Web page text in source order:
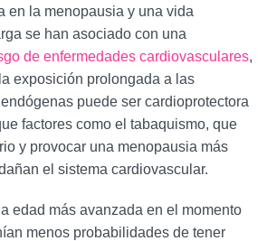
en la menopausia y una vida
se han asociado con una
de enfermedades cardiovasculares,
exposición prolongada a las
puede ser cardioprotectora
factores como el tabaquismo, que
y provocar una menopausia más
el sistema cardiovascular.
edad más avanzada en el momento
menos probabilidades de tener